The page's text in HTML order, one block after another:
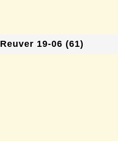
Reuver 19-06 (61)